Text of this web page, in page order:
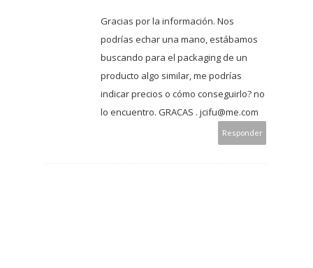
Gracias por la información. Nos
podrías echar una mano, estábamos
buscando para el packaging de un
producto algo similar, me podrías
indicar precios o cómo conseguirlo? no
lo encuentro. GRACAS . jcifu@me.com
Responder